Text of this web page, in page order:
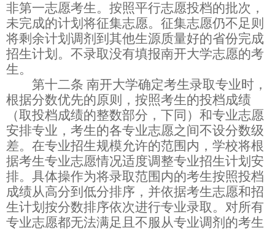
非第一志愿考生。按照平行志愿投档的批次，
未完成的计划将征集志愿。征集志愿仍不足则
将剩余计划调剂到其他生源质量好的省份完成
招生计划。不录取没有填报南开大学志愿的考
生。
第十二条 南开大学确定考生录取专业时，
根据分数优先的原则，按照考生的投档成绩
（取投档成绩的整数部分，下同）和专业志愿
安排专业，考生的各专业志愿之间不设分数级
差。在专业招生规模允许的范围内，学校将根
据考生专业志愿情况适度调整专业招生计划安
排。具体操作为将录取范围内的考生按照投档
成绩从高分到低分排序，并依据考生志愿和招
生计划按分数排序依次进行专业录取。对所有
专业志愿都无法满足且不服从专业调剂的考生